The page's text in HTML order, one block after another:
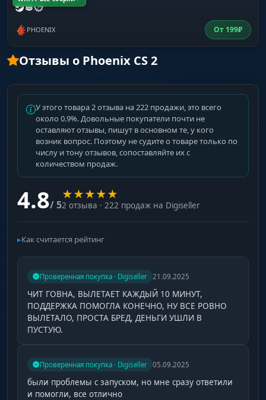
PHOENIX От 199₽
Отзывы о Phoenix CS 2
У этого товара 2 отзыва на 222 продажи, это всего
около 0.9%. Довольные покупатели почти не
оставляют отзывы, пишут в основном те, у кого
возник вопрос. Поэтому не судите о товаре только по
числу и тону отзывов, сопоставляйте их с
количеством продаж.
4.8/ 5
★★★★★
2 отзыва · 222 продаж на Digiseller
Как считается рейтинг
Проверенная покупка · Digiseller 21.09.2025
ЧИТ ГОВНА, ВЫЛЕТАЕТ КАЖДЫЙ 10 МИНУТ,
ПОДДЕРЖКА ПОМОГЛА КОНЕЧНО, НУ ВСЕ РОВНО
ВЫЛЕТАЛО, ПРОСТА БРЕД, ДЕНЬГИ УШЛИ В
ПУСТУЮ.
Проверенная покупка · Digiseller 05.09.2025
были проблемы с запуском, но мне сразу ответили
и помогли, все отлично